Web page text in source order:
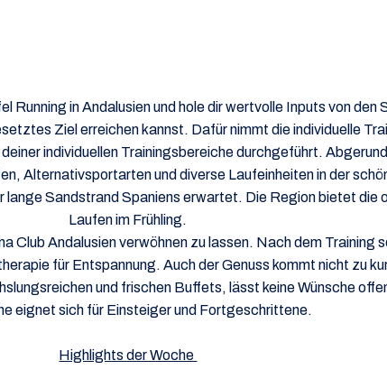
in Andalusien und hole dir wertvolle Inputs von
Ziel erreichen kannst. Dafür nimmt die individuelle
individuellen Trainingsbereiche durchgeführt.
Alternativsportarten und diverse Laufeinheiten in der
Sandstrand Spaniens erwartet. Die Region bietet die
Laufen im Frühling.
Club Andalusien verwöhnen zu lassen. Nach dem Training
für Entspannung. Auch der Genuss kommt nicht zu
und frischen Buffets, lässt keine Wünsche
eignet sich für Einsteiger und Fortgeschrittene.
Highlights der Woche